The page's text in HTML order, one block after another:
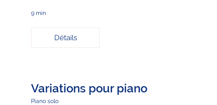
9 min
Détails
Variations pour piano
Piano solo